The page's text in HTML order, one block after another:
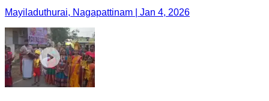
Mayiladuthurai, Nagapattinam | Jan 4, 2026